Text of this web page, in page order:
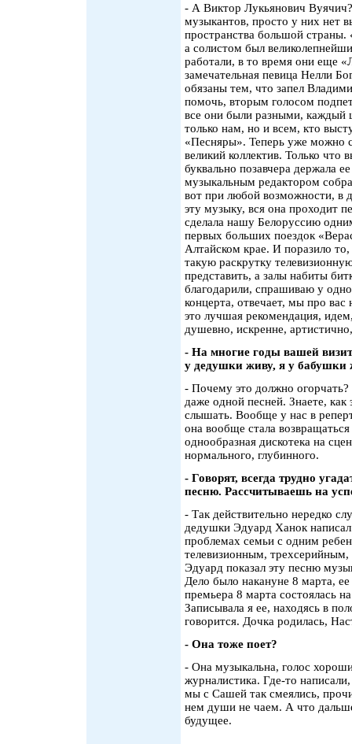
- А Виктор Лукьянович
музыкантов, просто у них нет
пространства большой страны.
а солистом был
работали, в то время они еще
замечательная певица Нелли
обязаны тем, что запел
помочь, вторым голосом
все они были разными, каждый
только нам, но и всем, кто
«Песняры». Теперь уже можно
великий коллектив. Только что
буквально позавчера держала
музыкальным редактором
вот при любой возможности, в
эту музыку, вся она проходит
сделала нашу Белоруссию
первых больших поездок
Алтайском крае. И поразило
такую раскрутку
представить, а залы набиты
благодарили, спрашиваю у
концерта, отвечает, мы про
это лучшая рекомендация,
душевно, искренне,
- На многие годы вашей
у дедушки живу, я у бабушки
- Почему это должно огорчать?
даже одной песней. Знаете,
слышать. Вообще у нас в
она вообще стала
однообразная дискотека на
нормального, глубинного.
- Говорят, всегда трудно
песню. Рассчитываешь на
- Так действительно нередко
дедушки Эдуард Ханок
проблемах семьи с одним
телевизионным, трехсерийным,
Эдуард показал эту песню
Дело было накануне 8 марта,
премьера 8 марта состоялась
Записывала я ее, находясь в
говорится. Дочка родилась,
- Она тоже поет?
- Она музыкальна, голос
журналистика. Где-то
мы с Сашей так смеялись,
нем души не чаем. А что
будущее.